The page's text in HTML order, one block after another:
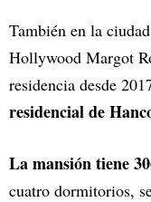
También en la
Hollywood Margot
residencia desde
residencial de
La mansión tiene
cuatro dormitorios,